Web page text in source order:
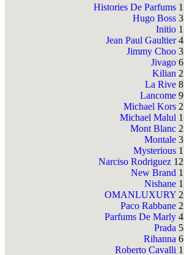
Histories De Parfums 1
Hugo Boss 3
Initio 1
Jean Paul Gaultier 4
Jimmy Choo 3
Jivago 6
Kilian 2
La Rive 8
Lancome 9
Michael Kors 2
Michael Malul 1
Mont Blanc 2
Montale 3
Mysterious 1
Narciso Rodriguez 12
New Brand 1
Nishane 1
OMANLUXURY 2
Paco Rabbane 2
Parfums De Marly 4
Prada 5
Rihanna 6
Roberto Cavalli 1